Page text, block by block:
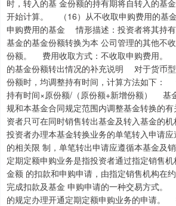
时，转入的基 金份额的持有期将自转入的基
开始计算。 （16）从不收取申购费用的基
申购费用的基金 情形描述：投资者将其持
基金的基金份额转换为本 公司管理的其他不
份额。 费用收取方式：不收取申购费用。
的基金份额转出情况的补充说明 对于货币
份额时，均调整持有时间，计算方法如下：
持有时间×原份额/（原份额+新增份额） 基
规和本基金合同规定范围内调整基金转换的
资者只可在同时销售转出基金及转入基金的机
投资者办理本基金转换业务的单笔转入申请
的相关限 制，单笔转出申请应遵循本基金及
定期定额申购业务是指投资者通过指定销售
金额 的扣款和申购申请，由指定销售机构在
完成扣款及基金 申购申请的一种交易方式
的规定办理开通定期定额申购业务的申请。